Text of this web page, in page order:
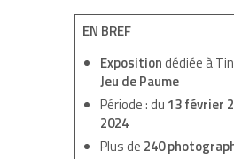
EN BREF
Expositiondédiée à
Jeu de Paume
Période : du 13 février
2024
Plus de 240